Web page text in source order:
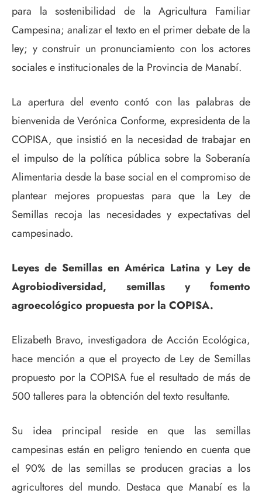
para la sostenibilidad de la Agricultura Familiar
Campesina; analizar el texto en el primer debate de la
ley; y construir un pronunciamiento con los actores
sociales e institucionales de la Provincia de Manabí.
La apertura del evento contó con las palabras de
bienvenida de Verónica Conforme, expresidenta de la
COPISA, que insistió en la necesidad de trabajar en
el impulso de la política pública sobre la Soberanía
Alimentaria desde la base social en el compromiso de
plantear mejores propuestas para que la Ley de
Semillas recoja las necesidades y expectativas del
campesinado.
Leyes de Semillas en América Latina y Ley de
Agrobiodiversidad, semillas y fomento
agroecológico propuesta por la COPISA.
Elizabeth Bravo, investigadora de Acción Ecológica,
hace mención a que el proyecto de Ley de Semillas
propuesto por la COPISA fue el resultado de más de
500 talleres para la obtención del texto resultante.
Su idea principal reside en que las semillas
campesinas están en peligro teniendo en cuenta que
el 90% de las semillas se producen gracias a los
agricultores del mundo. Destaca que Manabí es la